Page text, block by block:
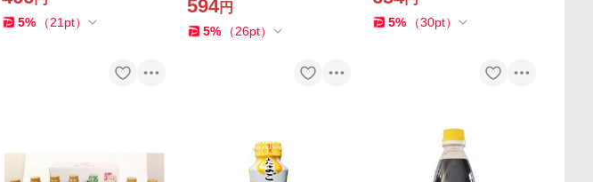
5% （21 pt）
594円
5% （26pt）
5% （30pt）